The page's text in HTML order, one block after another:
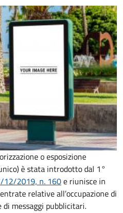
o esposizione
è stata introdotto dal 1°
12/2019, n. 160e riunisce in
relative all’occupazione di
messaggi pubblicitari.